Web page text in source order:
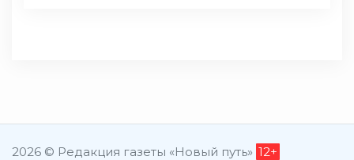
2026 © Редакция газеты «Новый путь» 12+